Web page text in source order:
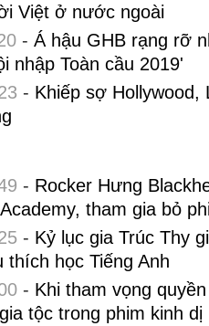
Việt ở nước ngoài
- Á hậu GHB rạng rỡ
nhập Toàn cầu 2019'
- Khiếp sợ Hollywood,
- Rocker Hưng
tham gia bỏ
- Kỷ lục gia Trúc Thy
thích học Tiếng Anh
- Khi tham vọng
tộc trong phim kinh